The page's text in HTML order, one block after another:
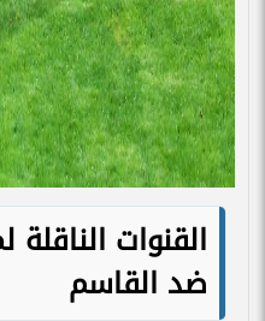
القنوات الناقلة
ضد القاسم